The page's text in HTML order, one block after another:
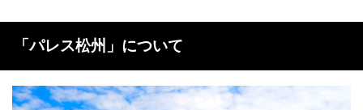
「パレス松州」について